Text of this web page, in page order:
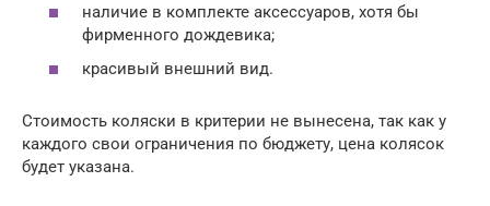
наличие в комплекте аксессуаров, хотя бы
фирменного дождевика;
красивый внешний вид.
Стоимость коляски в критерии не вынесена, так как у
каждого свои ограничения по бюджету, цена колясок
будет указана.